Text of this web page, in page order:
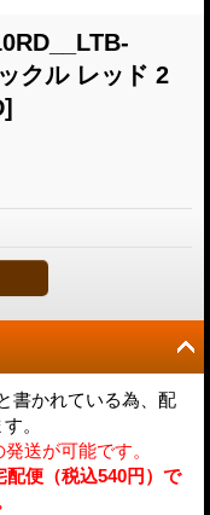
クル レッド 2
書かれている為、配
。
送が可能です。
便（税込540円）で